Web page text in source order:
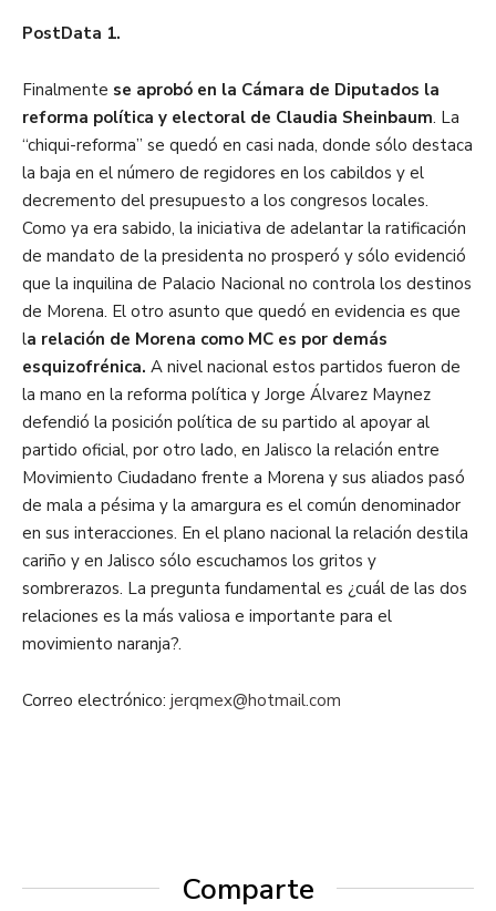
PostData 1.
Finalmente se aprobó en la Cámara de Diputados la
reforma política y electoral de Claudia Sheinbaum. La
“chiqui-reforma” se quedó en casi nada, donde sólo destaca
la baja en el número de regidores en los cabildos y el
decremento del presupuesto a los congresos locales.
Como ya era sabido, la iniciativa de adelantar la ratificación
de mandato de la presidenta no prosperó y sólo evidenció
que la inquilina de Palacio Nacional no controla los destinos
de Morena. El otro asunto que quedó en evidencia es que
la relación de Morena como MC es por demás
esquizofrénica. A nivel nacional estos partidos fueron de
la mano en la reforma política y Jorge Álvarez Maynez
defendió la posición política de su partido al apoyar al
partido oficial, por otro lado, en Jalisco la relación entre
Movimiento Ciudadano frente a Morena y sus aliados pasó
de mala a pésima y la amargura es el común denominador
en sus interacciones. En el plano nacional la relación destila
cariño y en Jalisco sólo escuchamos los gritos y
sombrerazos. La pregunta fundamental es ¿cuál de las dos
relaciones es la más valiosa e importante para el
movimiento naranja?.
Correo electrónico: jerqmex@hotmail.com
Comparte